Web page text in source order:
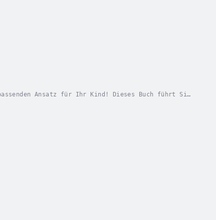
Ansatz für Ihr Kind! Dieses Buch führt Sie